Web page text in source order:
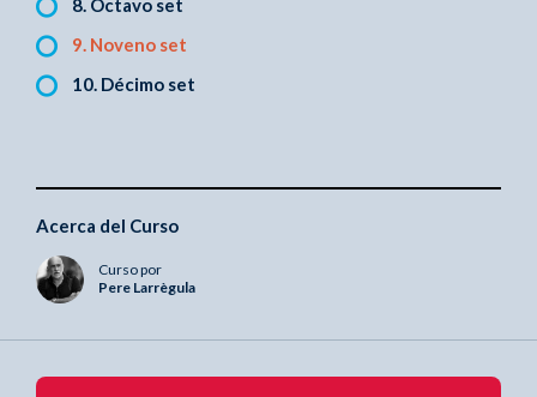
9. Noveno set
10. Décimo set
Acerca del Curso
Curso por
Pere Larrègula